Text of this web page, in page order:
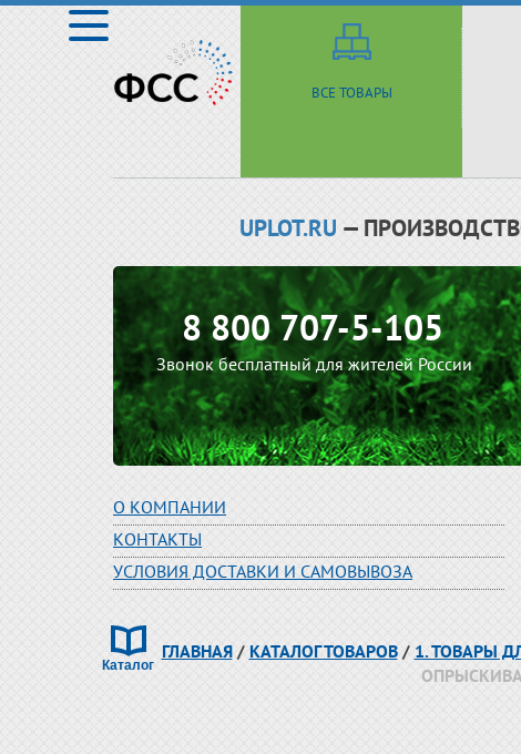
ВСЕ ТОВАРЫ
UPLOT.RU —
8 800 707-5-105
Звонок бесплатный для жителей России
О КОМПАНИИ
КОНТАКТЫ
УСЛОВИЯ ДОСТАВКИ И САМОВЫВОЗА
ГЛАВНАЯ/ КАТАЛОГ ТОВАРОВ/ 1. ТОВАРЫ